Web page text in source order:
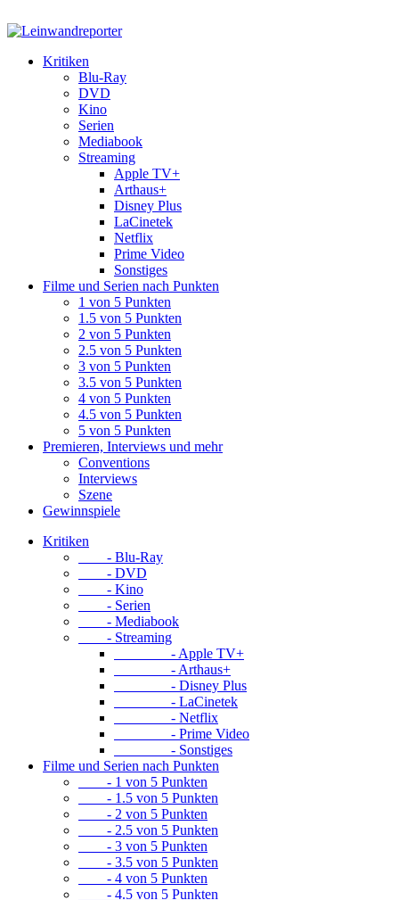
Kritiken
Blu-Ray
DVD
Kino
Serien
Mediabook
Streaming
Apple TV+
Arthaus+
Disney Plus
LaCinetek
Netflix
Prime Video
Sonstiges
Filme und Serien nach Punkten
1 von 5 Punkten
1.5 von 5 Punkten
2 von 5 Punkten
2.5 von 5 Punkten
3 von 5 Punkten
3.5 von 5 Punkten
4 von 5 Punkten
4.5 von 5 Punkten
5 von 5 Punkten
Premieren, Interviews und mehr
Conventions
Interviews
Szene
Gewinnspiele
Kritiken
- Blu-Ray
- DVD
- Kino
- Serien
- Mediabook
- Streaming
- Apple TV+
- Arthaus+
- Disney Plus
- LaCinetek
- Netflix
- Prime Video
- Sonstiges
Filme und Serien nach Punkten
- 1 von 5 Punkten
- 1.5 von 5 Punkten
- 2 von 5 Punkten
- 2.5 von 5 Punkten
- 3 von 5 Punkten
- 3.5 von 5 Punkten
- 4 von 5 Punkten
- 4.5 von 5 Punkten